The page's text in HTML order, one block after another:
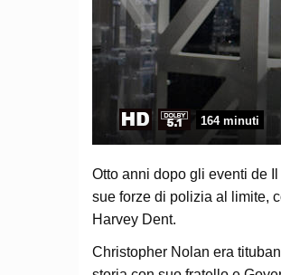
164 minuti
Otto anni dopo gli eventi de
sue forze di polizia al limite,
Harvey Dent.
Christopher Nolan era